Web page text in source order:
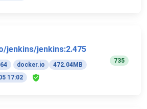
jenkins/jenkins:2.475
docker.io
472.04MB
17:02
735